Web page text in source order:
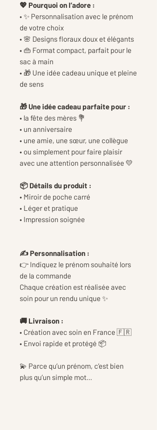
💖 Pourquoi on l’adore :
• ✨ Personnalisation avec le prénom
de votre choix
• 🌸 Designs floraux doux et élégants
• 👜 Format compact, parfait pour le
sac à main
• 🎁 Une idée cadeau unique et pleine
de sens
🎁 Une idée cadeau parfaite pour :
• la fête des mères 💐
• un anniversaire
• une amie, une sœur, une collègue
• ou simplement pour faire plaisir
avec une attention personnalisée 💛
📦 Détails du produit :
• Miroir de poche carré
• Léger et pratique
• Impression soignée
✍️ Personnalisation :
👉 Indiquez le prénom souhaité lors
de la commande
Chaque création est réalisée avec
soin pour un rendu unique ✨
🚚 Livraison :
• Création avec soin en France 🇫🇷
• Envoi rapide et protégé 📦
💫 Parce qu’un prénom, c’est bien
plus qu’un simple mot…